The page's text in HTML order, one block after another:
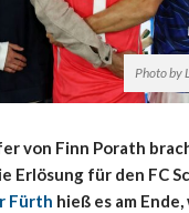
Photo by
von Finn Porath
Erlösung für den FC
Fürth hieß es am